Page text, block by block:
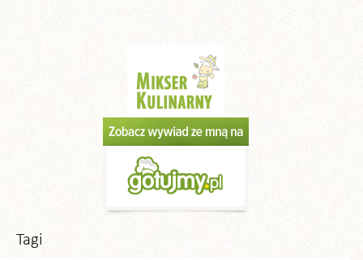
Tagi